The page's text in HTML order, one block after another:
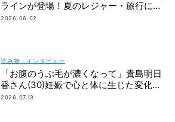
ラインが登場！夏のレジャー・旅行にも
おすすめ
2026.06.02
読み物・インタビュー
「お腹のうぶ毛が濃くなって」貴島明日
香さん(30)妊娠で心と体に生じた変化も
「愛しいです」
2026.07.13